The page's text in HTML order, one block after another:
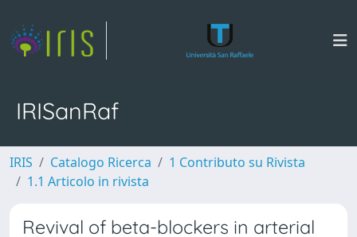
IRISanRaf
IRIS Catalogo Ricerca
1 Contributo su Rivista
1.1 Articolo in rivista
Revival of beta-blockers in arterial